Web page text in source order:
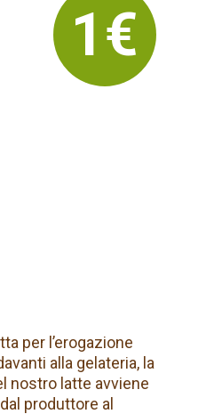
per l’erogazione
alla gelateria, la
nostro latte avviene
produttore al
1€